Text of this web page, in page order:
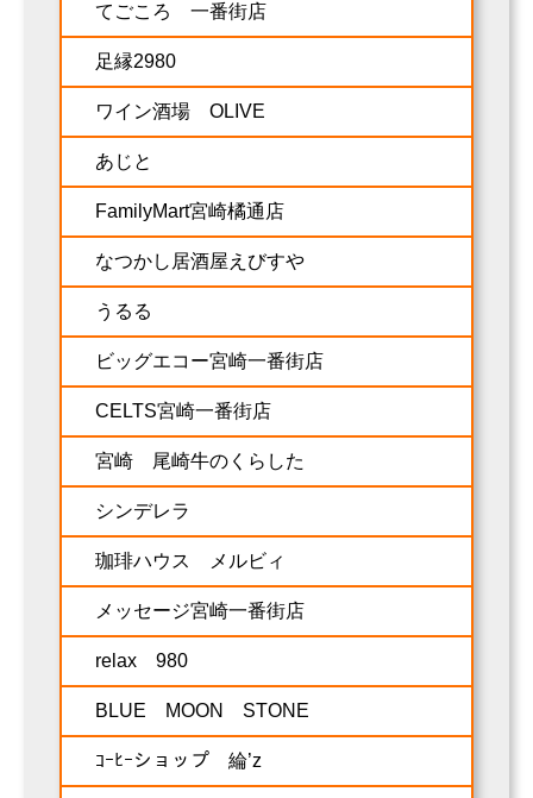
てごころ 一番街店
足縁2980
ワイン酒場 OLIVE
あじと
FamilyMart宮崎橘通店
なつかし居酒屋えびすや
うるる
ビッグエコー宮崎一番街店
CELTS宮崎一番街店
宮崎 尾崎牛のくらした
シンデレラ
珈琲ハウス メルビィ
メッセージ宮崎一番街店
relax 980
BLUE MOON STONE
ｺｰﾋｰショップ 綸’z